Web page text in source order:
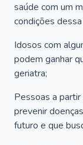
saúde com um
condições
Idosos com
podem ganhar
geriatra;
Pessoas a
prevenir
futuro e que